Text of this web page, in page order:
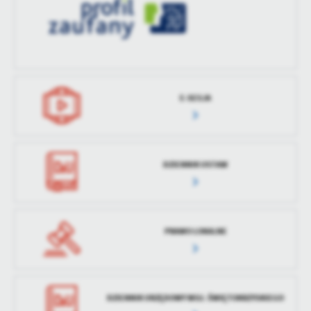
treści w postaci wiadomości, ofert, komunikatów mediów
społecznościowych.
E-SESJA
DZIENNIK USTAW
PRAWO LOKALNE
DZIENNIK URZĘDOWY WOJ. ŚWIĘTOKRZYSKIEGO